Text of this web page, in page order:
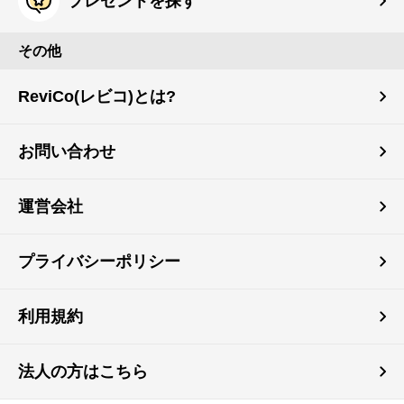
その他
ReviCo(レビコ)とは?
お問い合わせ
運営会社
プライバシーポリシー
利用規約
法人の方はこちら